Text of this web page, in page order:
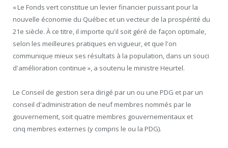
« Le Fonds vert constitue un levier financier puissant pour la
nouvelle économie du Québec et un vecteur de la prospérité du
21e siècle. À ce titre, il importe qu'il soit géré de façon optimale,
selon les meilleures pratiques en vigueur, et que l'on
communique mieux ses résultats à la population, dans un souci
d'amélioration continue », a soutenu le ministre Heurtel.
Le Conseil de gestion sera dirigé par un ou une PDG et par un
conseil d'administration de neuf membres nommés par le
gouvernement, soit quatre membres gouvernementaux et
cinq membres externes (y compris le ou la PDG).